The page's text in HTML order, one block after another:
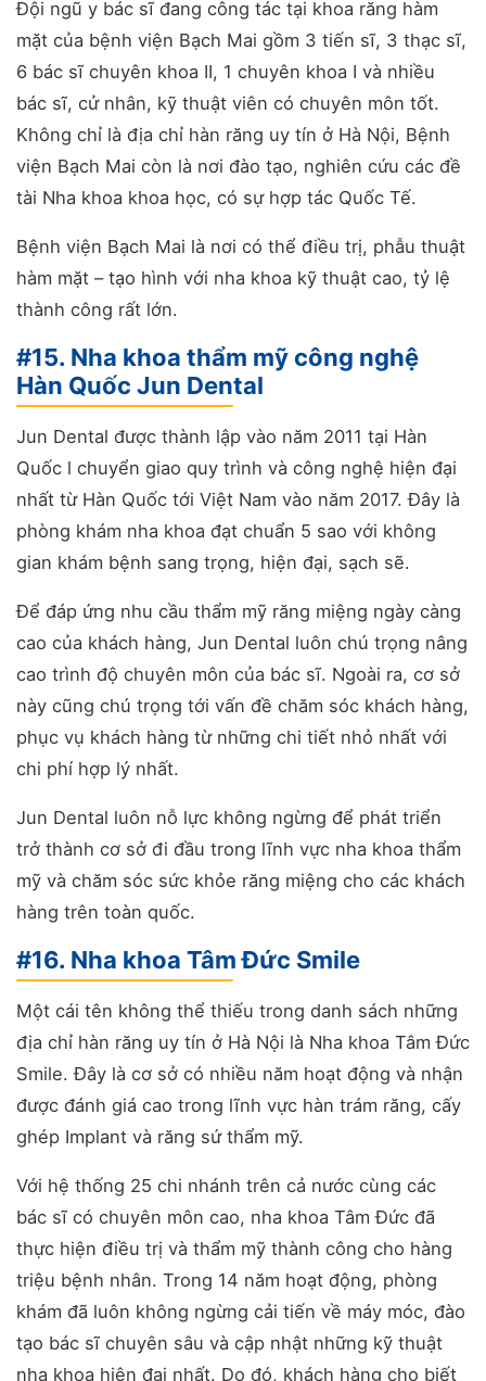
Đội ngũ y bác sĩ đang công tác tại khoa răng hàm
mặt của bệnh viện Bạch Mai gồm 3 tiến sĩ, 3 thạc sĩ,
6 bác sĩ chuyên khoa II, 1 chuyên khoa I và nhiều
bác sĩ, cử nhân, kỹ thuật viên có chuyên môn tốt.
Không chỉ là địa chỉ hàn răng uy tín ở Hà Nội, Bệnh
viện Bạch Mai còn là nơi đào tạo, nghiên cứu các đề
tài Nha khoa khoa học, có sự hợp tác Quốc Tế.
Bệnh viện Bạch Mai là nơi có thể điều trị, phẫu thuật
hàm mặt – tạo hình với nha khoa kỹ thuật cao, tỷ lệ
thành công rất lớn.
#15. Nha khoa thẩm mỹ công nghệ
Hàn Quốc Jun Dental
Jun Dental được thành lập vào năm 2011 tại Hàn
Quốc l chuyển giao quy trình và công nghệ hiện đại
nhất từ Hàn Quốc tới Việt Nam vào năm 2017. Đây là
phòng khám nha khoa đạt chuẩn 5 sao với không
gian khám bệnh sang trọng, hiện đại, sạch sẽ.
Để đáp ứng nhu cầu thẩm mỹ răng miệng ngày càng
cao của khách hàng, Jun Dental luôn chú trọng nâng
cao trình độ chuyên môn của bác sĩ. Ngoài ra, cơ sở
này cũng chú trọng tới vấn đề chăm sóc khách hàng,
phục vụ khách hàng từ những chi tiết nhỏ nhất với
chi phí hợp lý nhất.
Jun Dental luôn nỗ lực không ngừng để phát triển
trở thành cơ sở đi đầu trong lĩnh vực nha khoa thẩm
mỹ và chăm sóc sức khỏe răng miệng cho các khách
hàng trên toàn quốc.
#16. Nha khoa Tâm Đức Smile
Một cái tên không thể thiếu trong danh sách những
địa chỉ hàn răng uy tín ở Hà Nội là Nha khoa Tâm Đức
Smile. Đây là cơ sở có nhiều năm hoạt động và nhận
được đánh giá cao trong lĩnh vực hàn trám răng, cấy
ghép Implant và răng sứ thẩm mỹ.
Với hệ thống 25 chi nhánh trên cả nước cùng các
bác sĩ có chuyên môn cao, nha khoa Tâm Đức đã
thực hiện điều trị và thẩm mỹ thành công cho hàng
triệu bệnh nhân. Trong 14 năm hoạt động, phòng
khám đã luôn không ngừng cải tiến về máy móc, đào
tạo bác sĩ chuyên sâu và cập nhật những kỹ thuật
nha khoa hiện đại nhất. Do đó, khách hàng cho biết